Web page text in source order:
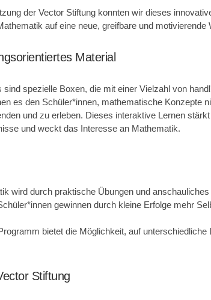
der Vector Stiftung konnten wir dieses
auf eine neue, greifbare und motivierende
Material
spezielle Boxen, die mit einer Vielzahl von
es den Schüler*innen, mathematische Konzepte
und zu erleben. Dieses interaktive Lernen
und weckt das Interesse an Mathematik.
wird durch praktische Übungen und
gewinnen durch kleine Erfolge mehr
bietet die Möglichkeit, auf
Stiftung